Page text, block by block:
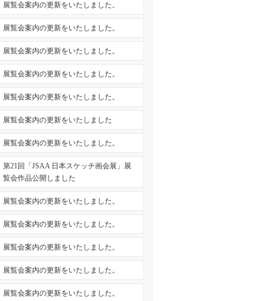
展覧会案内の更新をいたしました。
展覧会案内の更新をいたしました。
展覧会案内の更新をいたしました。
展覧会案内の更新をいたしました。
展覧会案内の更新をいたしました。
展覧会案内の更新をいたしました
展覧会案内の更新をいたしました。
第21回「JSAA 日本スケッチ画会展」展
覧会作品公開しました
展覧会案内の更新をいたしました。
展覧会案内の更新をいたしました。
展覧会案内の更新をいたしました。
展覧会案内の更新をいたしました。
展覧会案内の更新をいたしました。